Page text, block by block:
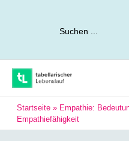
Startseite » Empathie:
Empathiefähigkeit